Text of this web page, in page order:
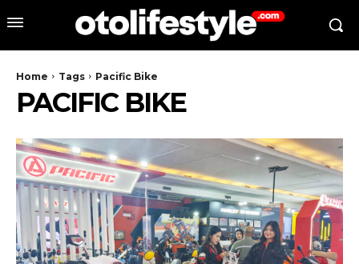
Home Tags Pacific Bike
PACIFIC BIKE